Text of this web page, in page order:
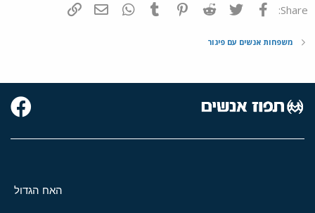
Share: פייסבוק Twitter
Reddit
Pinterest
Tumblr
WhatsAppדואר אלקטרוני
משפחות אנשים עם פיגור
האח הגדול